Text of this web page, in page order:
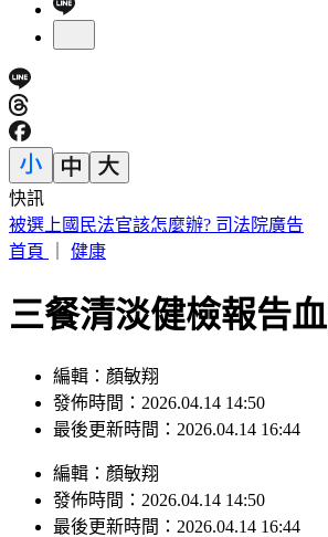
快訊
被選上國民法官該怎麼辦? 司法院廣告
首頁
健康
三餐清淡健檢報告
編輯：顏敏翔
發佈時間：2026.04.14 14:50
最後更新時間：2026.04.14 16:44
編輯 ： 顏敏翔
發佈時間： 2026.04.14 14:50
最後更新時間： 2026.04.14 16:44